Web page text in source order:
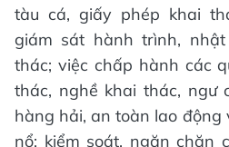
tàu cá, giấy phép khai
giám sát hành trình,
thác; việc chấp hành các
thác, nghề khai thác, ngư
hàng hải, an toàn lao
nổ; kiểm soát, ngăn chặn